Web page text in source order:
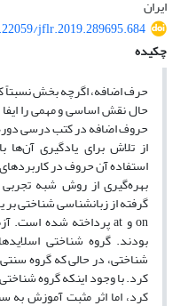
ایران
jflr.2019.289695.684
چکیده
حرف اضافه، اگرچه بخش نسبتا‌ً
حال نقش اساسی و مهمی را ایفا
حروف اضافه در کتب درسی
از تلاش برای یادگیری آن‌ها
استفاده آن حروف در
بهره‌گیری از روش شبه تجربی
بودند. گروه شناختی
شناختی، در حالی که گروه
کرد. با وجود اینکه گروه
کرد، اما اثر مثبت آموزش